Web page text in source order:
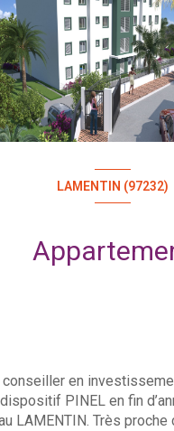
LAMENTIN (97232)
conseiller en
PINEL en fin
LAMENTIN. Très